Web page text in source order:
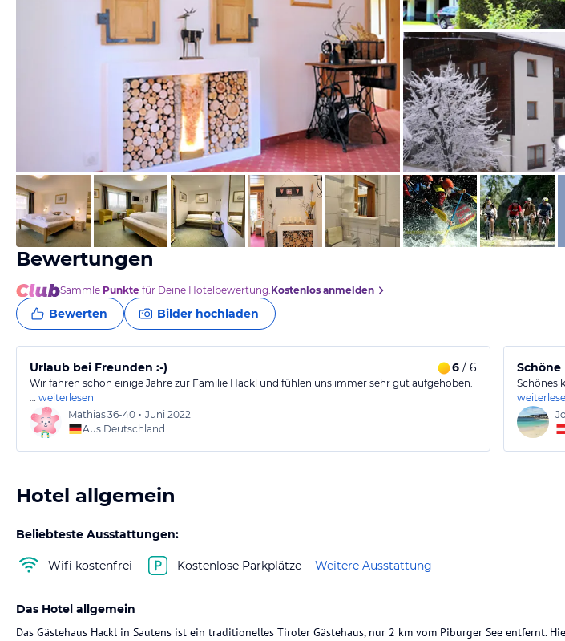
von Expedia
von Expedia
von Expedia
Bewertungen
Sammle Punkte für Deine Hotelbewertung.Kostenlos anmelden
Bewerten Bilder hochladen
Urlaub bei Freunden :-) 6 / 6
Wir fahren schon einige Jahre zur Familie Hackl und fühlen uns immer sehr gut aufgehoben.
… weiterlesen
Mathias36-40 • Juni 2022
Aus Deutschland
Schönes
Hotel allgemein
Beliebteste Ausstattungen:
Wifi kostenfrei Kostenlose Parkplätze Weitere Ausstattung
Das Hotel allgemein
Das Gästehaus Hackl in Sautens ist ein traditionelles Tiroler Gästehaus, nur 2 km vom Piburger See entfernt.